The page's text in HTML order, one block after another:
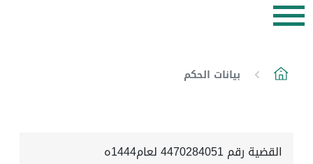
بيانات الحكم
القضية رقم 4470284051 لعام1444ه